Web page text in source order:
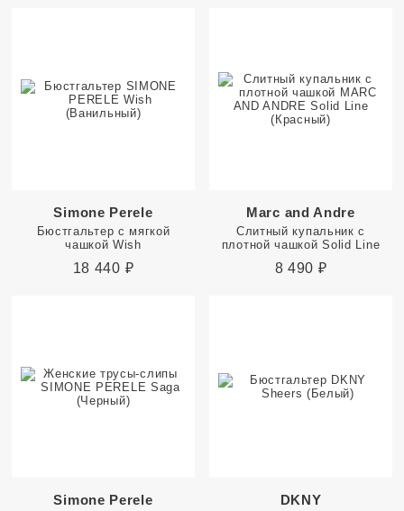
Simone Perele
Бюстгальтер с мягкой
чашкой Wish
18 440 ₽
Marc and Andre
Слитный купальник с
плотной чашкой Solid Line
8 490 ₽
Simone Perele DKNY